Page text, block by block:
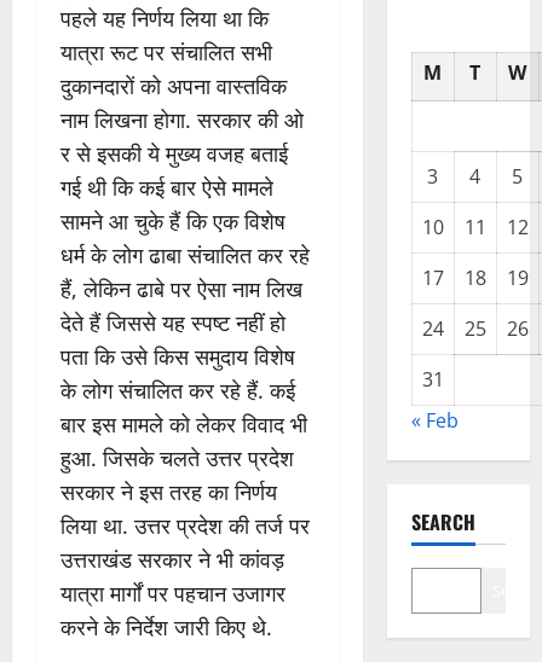
पहले यह निर्णय लिया था कि
यात्रा रूट पर संचालित सभी
दुकानदारों को अपना वास्तविक
नाम लिखना होगा. सरकार की ओ
र से इसकी ये मुख्य वजह बताई
गई थी कि कई बार ऐसे मामले
सामने आ चुके हैं कि एक विशेष
धर्म के लोग ढाबा संचालित कर रहे
हैं, लेकिन ढाबे पर ऐसा नाम लिख
देते हैं जिससे यह स्पष्ट नहीं हो
पता कि उसे किस समुदाय विशेष
के लोग संचालित कर रहे हैं. कई
बार इस मामले को लेकर विवाद भी
हुआ. जिसके चलते उत्तर प्रदेश
सरकार ने इस तरह का निर्णय
लिया था. उत्तर प्रदेश की तर्ज पर
उत्तराखंड सरकार ने भी कांवड़
यात्रा मार्गों पर पहचान उजागर
करने के निर्देश जारी किए थे.
M T W
3 4
5
10
11
12
17
18
19
24
25
26
31
« Feb
SEARCH